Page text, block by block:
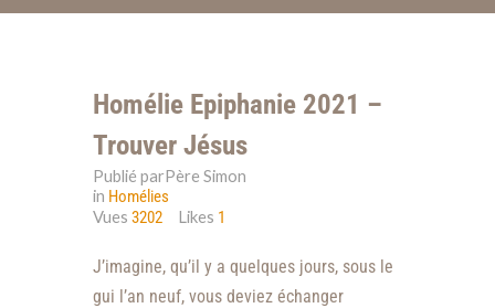
Homélie Epiphanie 2021 –
Trouver Jésus
Publié parPère Simon
in Homélies
Vues 3202 Likes 1
J’imagine, qu’il y a quelques jours, sous le
gui l’an neuf, vous deviez échanger